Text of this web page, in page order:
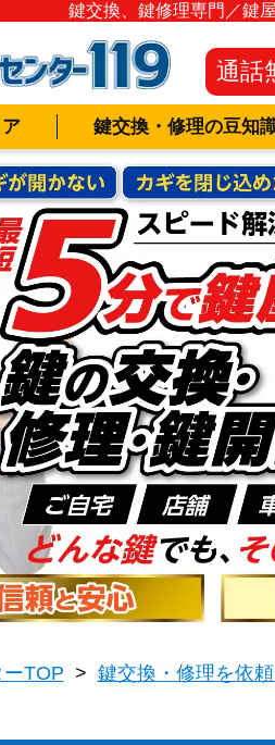
鍵交換、鍵修理専門／鍵
通話
鍵交換・修理の豆知
TOP > 鍵交換・修理を依